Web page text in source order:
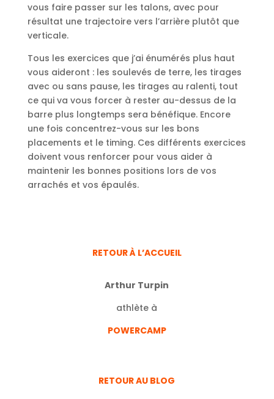
vous faire passer sur les talons, avec pour
résultat une trajectoire vers l’arrière plutôt que
verticale.
Tous les exercices que j’ai énumérés plus haut
vous aideront : les soulevés de terre, les tirages
avec ou sans pause, les tirages au ralenti, tout
ce qui va vous forcer à rester au-dessus de la
barre plus longtemps sera bénéfique. Encore
une fois concentrez-vous sur les bons
placements et le timing. Ces différents exercices
doivent vous renforcer pour vous aider à
maintenir les bonnes positions lors de vos
arrachés et vos épaulés.
RETOUR À L’ACCUEIL
Arthur Turpin
athlète à
POWERCAMP
RETOUR AU BLOG